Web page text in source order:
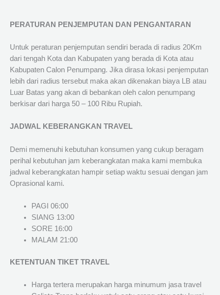
PERATURAN PENJEMPUTAN DAN PENGANTARAN
Untuk peraturan penjemputan sendiri berada di radius 20Km
dari tengah Kota dan Kabupaten yang berada di Kota atau
Kabupaten Calon Penumpang. Jika dirasa lokasi penjemputan
lebih dari radius tersebut maka akan dikenakan biaya LB atau
Luar Batas yang akan di bebankan oleh calon penumpang
berkisar dari harga 50 – 100 Ribu Rupiah.
JADWAL KEBERANGKAN TRAVEL
Demi memenuhi kebutuhan konsumen yang cukup beragam
perihal kebutuhan jam keberangkatan maka kami membuka
jadwal keberangkatan hampir setiap waktu sesuai dengan jam
Oprasional kami.
PAGI 06:00
SIANG 13:00
SORE 16:00
MALAM 21:00
KETENTUAN TIKET TRAVEL
Harga tertera merupakan harga minumum jasa travel